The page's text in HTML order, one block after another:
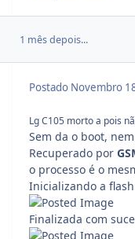
1 mês depois...
Postado Novembro
Lg C105 morto a pois
Sem da o boot,
Recuperado por
o processo é o
Inicializando a
Finalizada com